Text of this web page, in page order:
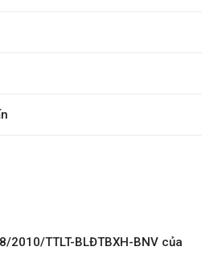
2010/TTLT-BLĐTBXH-BNV của